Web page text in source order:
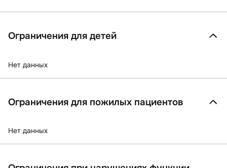
Ограничения для детей
Нет данных
Ограничения для пожилых пациентов
Нет данных